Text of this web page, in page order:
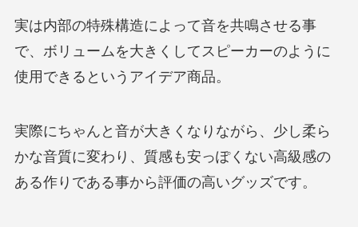
実は内部の特殊構造によって音を共鳴させる事
で、ボリュームを大きくしてスピーカーのように
使用できるというアイデア商品。
実際にちゃんと音が大きくなりながら、少し柔ら
かな音質に変わり、質感も安っぽくない高級感の
ある作りである事から評価の高いグッズです。